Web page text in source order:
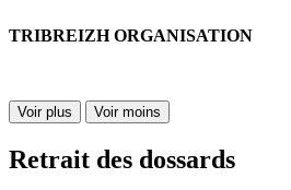
TRIBREIZH ORGANISATION
Voir plus Voir moins
Retrait des dossards